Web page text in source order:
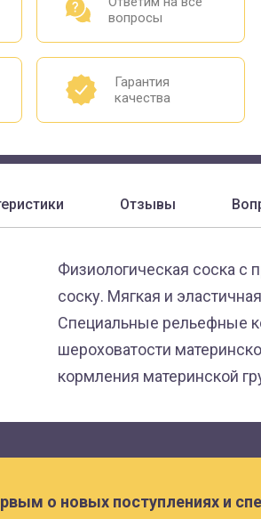
вопросы
Гарантия
качества
Отзывы
Физиологическая соска с
соску. Мягкая и
Специальные рельефные
шероховатости
кормления материнской
о новых поступлениях и